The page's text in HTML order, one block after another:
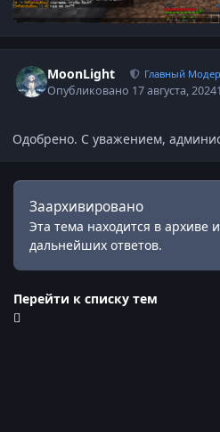
MoonLight Главный
Опубликовано 17 августа, 2024
Одобрено. С уважением,
Заархивировано
Эта тема находится в архиве
дальнейших ответов.
Перейти к списку тем